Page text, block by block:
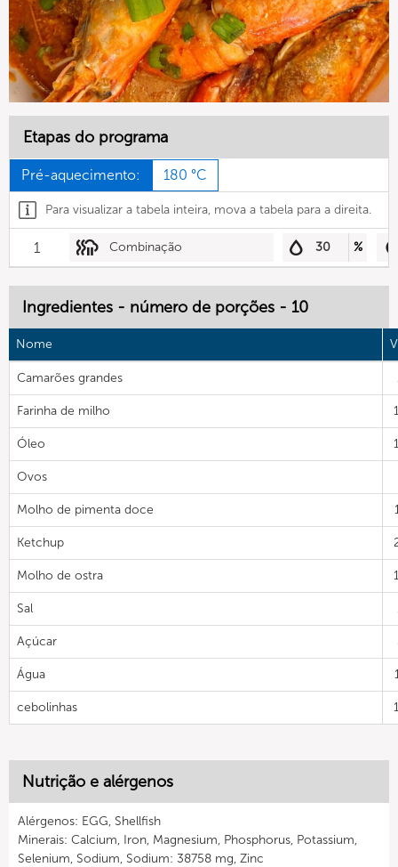
Etapas do programa
Pré-aquecimento: 180 °C
Para visualizar a tabela inteira, mova a tabela para a direita.
1 Combinação 30 %
Ingredientes - número de porções - 10
Nome
Camarões grandes
Farinha de milho
Óleo
Ovos
Molho de pimenta doce
Ketchup
Molho de ostra
Sal
Açúcar
Água
cebolinhas
Nutrição e alérgenos
Alérgenos: EGG, Shellfish
Minerais: Calcium, Iron, Magnesium, Phosphorus, Potassium,
Selenium, Sodium, Sodium: 38758 mg, Zinc